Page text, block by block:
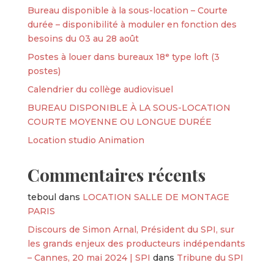
Bureau disponible à la sous-location – Courte
durée – disponibilité à moduler en fonction des
besoins du 03 au 28 août
Postes à louer dans bureaux 18ᵉ type loft (3
postes)
Calendrier du collège audiovisuel
BUREAU DISPONIBLE À LA SOUS-LOCATION
COURTE MOYENNE OU LONGUE DURÉE
Location studio Animation
Commentaires récents
teboul dans LOCATION SALLE DE MONTAGE
PARIS
Discours de Simon Arnal, Président du SPI, sur
les grands enjeux des producteurs indépendants
– Cannes, 20 mai 2024 | SPI dans Tribune du SPI